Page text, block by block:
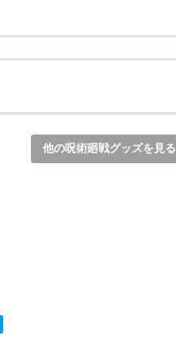
他の呪術廻戦グッズを見る